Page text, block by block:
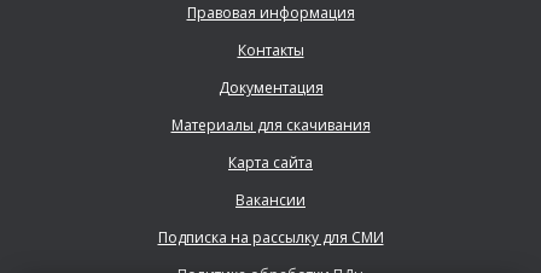
Правовая информация
Контакты
Документация
Материалы для скачивания
Карта сайта
Вакансии
Подписка на рассылку для СМИ